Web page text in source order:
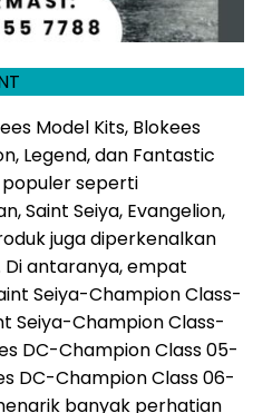
Model Kits, Blokees
Legend, dan Fantastic
seperti
Saint Seiya, Evangelion,
juga diperkenalkan
Di antaranya, empat
Seiya-Champion Class-
Seiya-Champion Class-
DC-Champion Class 05-
DC-Champion Class 06-
banyak perhatian